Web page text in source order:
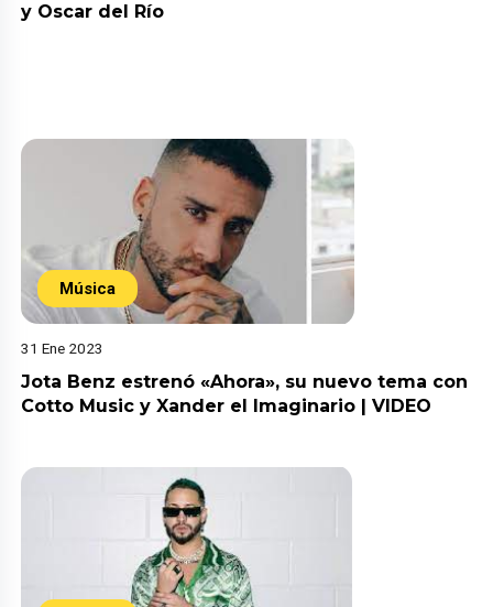
y Oscar del Río
Música
31 Ene 2023
Jota Benz estrenó «Ahora», su nuevo tema con
Cotto Music y Xander el Imaginario | VIDEO